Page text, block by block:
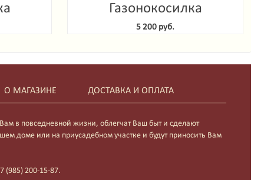
Газонокосилка
электрическая
5 200 руб.
О МАГАЗИНЕ ДОСТАВКА И ОПЛАТА
в повседневной жизни, облегчат Ваш быт и сделают
доме или на приусадебном участке и будут приносить Вам
(985) 200-15-87.